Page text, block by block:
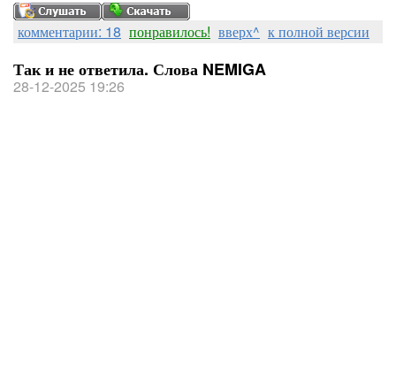
комментарии: 18 понравилось! вверх^ к полной версии
Так и не ответила. Слова NEMIGA
28-12-2025 19:26